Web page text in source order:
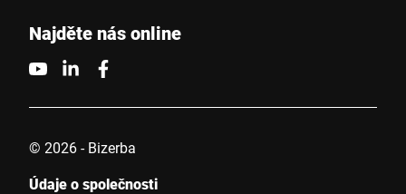
Najděte nás online
© 2026 - Bizerba
Údaje o společnosti